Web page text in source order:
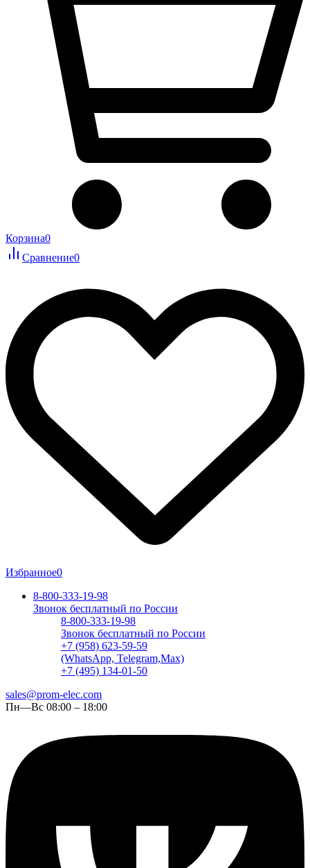
Корзина0
Сравнение0
Избранное0
8-800-333-19-98
Звонок бесплатный по России
8-800-333-19-98
Звонок бесплатный по России
+7 (958) 623-59-59
(WhatsApp, Telegram,Max)
+7 (495) 134-01-50
sales@prom-elec.com
Пн—Вс 08:00 – 18:00